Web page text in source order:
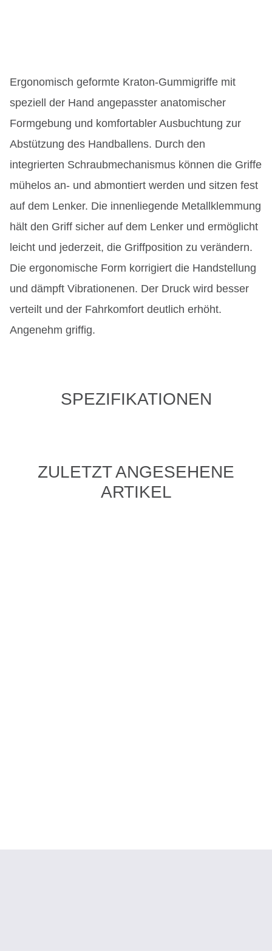
Ergonomisch geformte Kraton-Gummigriffe mit
speziell der Hand angepasster anatomischer
Formgebung und komfortabler Ausbuchtung zur
Abstützung des Handballens. Durch den
integrierten Schraubmechanismus können die Griffe
mühelos an- und abmontiert werden und sitzen fest
auf dem Lenker. Die innenliegende Metallklemmung
hält den Griff sicher auf dem Lenker und ermöglicht
leicht und jederzeit, die Griffposition zu verändern.
Die ergonomische Form korrigiert die Handstellung
und dämpft Vibrationenen. Der Druck wird besser
verteilt und der Fahrkomfort deutlich erhöht.
Angenehm griffig.
SPEZIFIKATIONEN
ZULETZT ANGESEHENE
ARTIKEL